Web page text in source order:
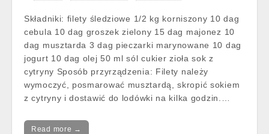
Składniki: filety śledziowe 1/2 kg korniszony 10 dag
cebula 10 dag groszek zielony 15 dag majonez 10
dag musztarda 3 dag pieczarki marynowane 10 dag
jogurt 10 dag olej 50 ml sól cukier zioła sok z
cytryny Sposób przyrządzenia: Filety należy
wymoczyć, posmarować musztardą, skropić sokiem
z cytryny i dostawić do lodówki na kilka godzin.…
Read more →